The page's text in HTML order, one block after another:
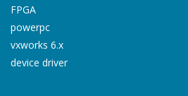
FPGA
powerpc
vxworks 6.x
device driver